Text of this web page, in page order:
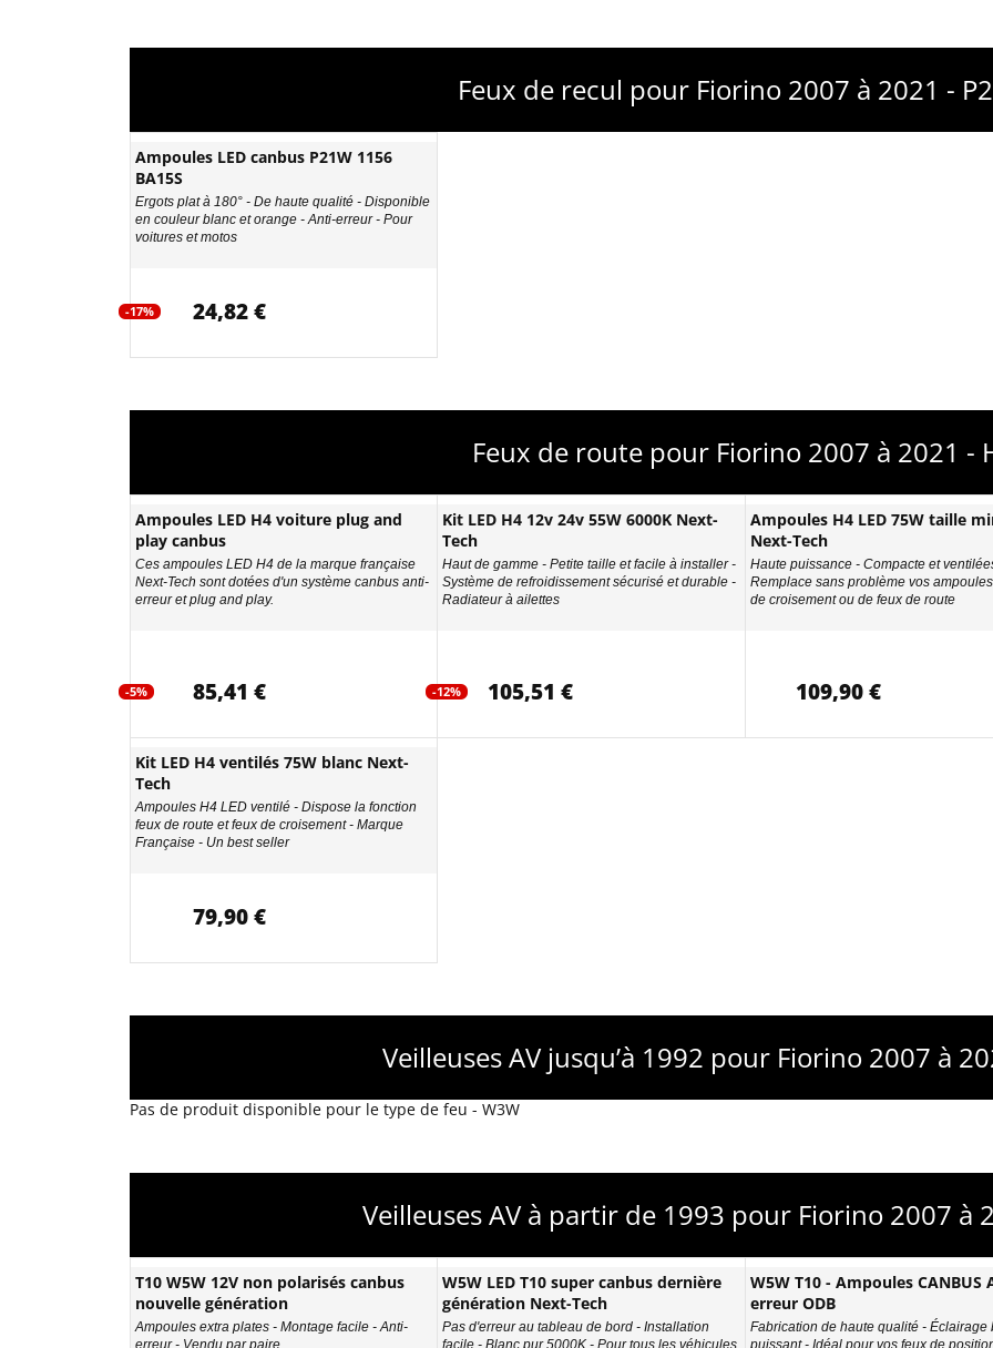
Feux de recul pour Fiorino 2007 à 2021 -
Ampoules LED canbus P21W 1156
BA15S
Ergots plat à 180° - De haute qualité - Disponible
en couleur blanc et orange - Anti-erreur - Pour
voitures et motos
-17% 24,82 €
Feux de route pour Fiorino 2007 à 2021 -
Ampoules LED H4 voiture plug and
play canbus
Ces ampoules LED H4 de la marque française
Next-Tech sont dotées d'un système canbus anti-
erreur et plug and play.
-5% 85,41 €
Kit LED H4 12v 24v 55W 6000K Next-
Tech
Haut de gamme - Petite taille et facile à installer -
Système de refroidissement sécurisé et durable -
Radiateur à ailettes
-12% 105,51 €
Ampoules H4 LED 75W taille
Next-Tech
Haute puissance - Compacte et
Remplace sans problème vos
de croisement ou de feux de route
109,90 €
Kit LED H4 ventilés 75W blanc Next-
Tech
Ampoules H4 LED ventilé - Dispose la fonction
feux de route et feux de croisement - Marque
Française - Un best seller
79,90 €
Veilleuses AV jusqu’à 1992 pour Fiorino 2007 à
Pas de produit disponible pour le type de feu - W3W
Veilleuses AV à partir de 1993 pour Fiorino 2007 à
T10 W5W 12V non polarisés canbus
nouvelle génération
Ampoules extra plates - Montage facile - Anti-
erreur - Vendu par paire
W5W LED T10 super canbus dernière
génération Next-Tech
Pas d'erreur au tableau de bord - Installation
facile - Blanc pur 5000K - Pour tous les véhicules
W5W T10 - Ampoules CANBUS
erreur ODB
Fabrication de haute qualité - Éclairage
puissant - Idéal pour vos feux de